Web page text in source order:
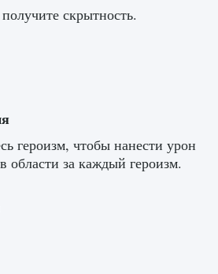
скрытность.
героизм, чтобы нанести урон
области за каждый героизм.